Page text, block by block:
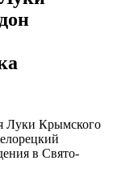
Луки Крымского
в Свято-